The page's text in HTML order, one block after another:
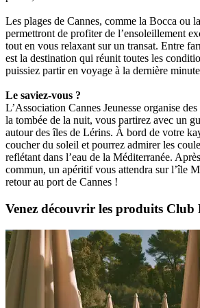
Les plages de Cannes, comme la Bocca ou
permettront de profiter de l’ensoleillement
tout en vous relaxant sur un transat. Entre
est la destination qui réunit toutes les
puissiez partir en voyage à la dernière
Le saviez-vous ?
L’Association Cannes Jeunesse organise
la tombée de la nuit, vous partirez avec un
autour des îles de Lérins. À bord de votre
coucher du soleil et pourrez admirer les
reflétant dans l’eau de la Méditerranée.
commun, un apéritif vous attendra sur l’île
retour au port de Cannes !
Venez découvrir les produits Club